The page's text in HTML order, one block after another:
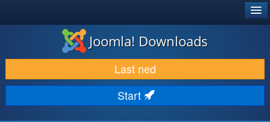
LAST NED & UTVID
OPPDAG & LÆR
SAMFUNN & BRUKERSTØTTE
Joomla! Downloads
Last ned
Start